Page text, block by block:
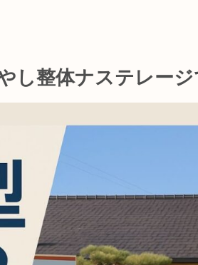
し整体ナステレー